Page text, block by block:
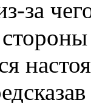
за